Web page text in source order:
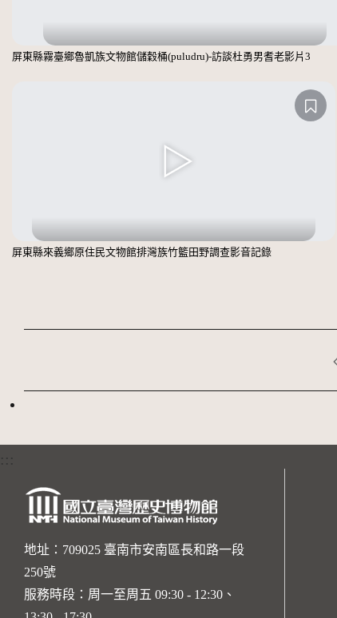
屏東縣霧臺鄉魯凱族文物館儲穀桶(puludru)-訪談杜勇男耆老影片3
屏東縣來義鄉原住民文物館排灣族竹籃田野調查影音記錄
:::
地址：709025 臺南市安南區長和路一段
250號
服務時段：周一至周五 09:30 - 12:30、